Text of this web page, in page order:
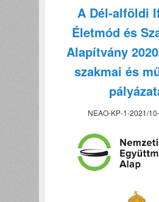
A Dél-alföldi
Életmód és
Alapítvány
szakmai és
NEAO-KP-1-2021/